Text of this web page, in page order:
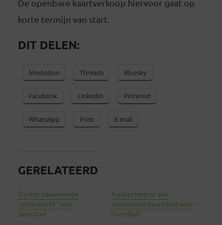
De openbare kaartverkoop hiervoor gaat op
korte termijn van start.
DIT DELEN:
Mastodon Threads Bluesky
Facebook LinkedIn Pinterest
WhatsApp Print E-mail
GERELATEERD
Tryater halverwege
‘uitverkocht’ voor
Swimbad
Tryater begint aan
ombouwen zwembad voor
Swimbad